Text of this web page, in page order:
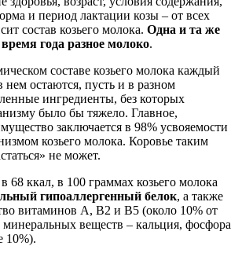
и период лактации козы – от всех
состав козьего молока. Одна и та же
время года разное молоко.
составе козьего молока каждый
нем остаются, пусть и в разном
ингредиенты, без которых
было бы тяжело. Главное,
заключается в 98% усвояемости
козьего молока. Коровье таким
не может.
68 ккал, в 100 граммах козьего молока
гипоаллергенный белок, а также
витаминов A, B2 и B5 (около 10% от
веществ – кальция, фосфора
10%).